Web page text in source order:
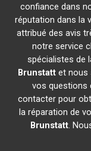
confiance dans
réputation dans la
attribué des avis
notre service
spécialistes de
Brunstattet nous
vos questions
contacter pour
la réparation de
Brunstatt.